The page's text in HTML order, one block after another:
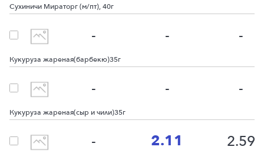
Сухиничи Мираторг (м/пт), 40г
Кукуруза жареная(барбекю)35г
Кукуруза жареная(сыр и чили)35г
-
-
-
-
-
2.11
-
-
2.59